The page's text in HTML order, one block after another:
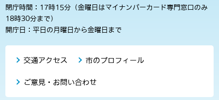
閉庁時間：17時15分（金曜日はマイナンバーカード専門窓口のみ
18時30分まで）
開庁日：平日の月曜日から金曜日まで
交通アクセス 市のプロフィール
ご意見・お問い合わせ